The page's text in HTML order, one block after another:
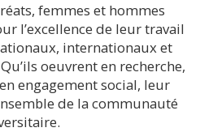
femmes et hommes
l’excellence de leur travail
internationaux et
oeuvrent en recherche,
engagement social, leur
de la communauté